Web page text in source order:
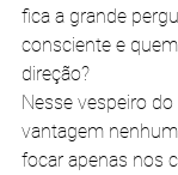
fica a grande
consciente e
direção?
Nesse vespeiro
vantagem
focar apenas nos